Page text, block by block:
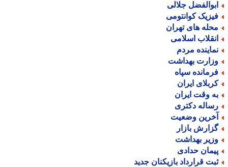
جلالی
کوانتومی
های تهران
اسلامی
مردم
بهداشت
سپاه
ایران
وقت ایران
دکتری
وضعیت
بازار
بهداشت
حدادی
قرارداد بازیکنان جدید